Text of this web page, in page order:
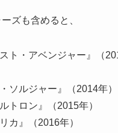
ズも含めると、
ト・アベンジャー』（
ソルジャー』（2014年）
トロン』（2015年）
カ』（2016年）